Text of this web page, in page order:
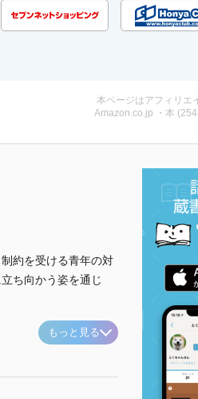
本ページはアフィリエ
Amazon.co.jp ・本
約を受ける青年の対
ち向かう姿を通じ
もっと見る